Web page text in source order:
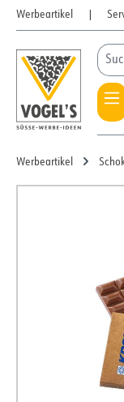
Zum Hauptinhalt
Werbeartikel
Werbeartikel